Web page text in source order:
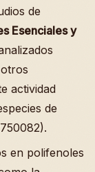
de
Esenciales y
actividad
de
en polifenoles